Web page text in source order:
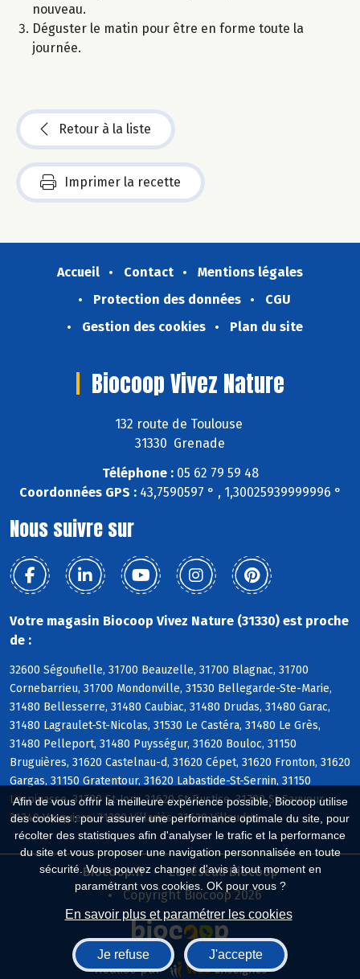
Afin de vous offrir la meilleure expérience possible, Biocoop utilise
des cookies : pour assurer une performance optimale du site, pour
récolter des statistiques afin d'analyser le trafic et la performance
du site et vous proposer une navigation personnalisée en toute
sécurité. Vous pouvez changer d'avis à tout moment en
paramétrant vos cookies. OK pour vous ?
En savoir plus et paramétrer les cookies
Je refuse J'accepte
nouveau.
Déguster le matin pour être en forme toute la
journée.
Retour à la liste
Imprimer la recette
Accueil Contact
Mentions légales
Protection des données
CGU
Gestion des cookies
Plan du site
Biocoop Vivez Nature
132 route de Toulouse
31330 Grenade
Téléphone :05 62 79 59 48
Coordonnées GPS :43,7590597 ° , 1,30025939999996 °
Nous suivre sur
Votre magasin Biocoop Vivez Nature (31330) est proche
de :
32600 Ségoufielle, 31700 Beauzelle, 31700 Blagnac, 31700
Cornebarrieu, 31700 Mondonville, 31530 Bellegarde-Ste-Marie,
31480 Bellesserre, 31480 Caubiac, 31480 Drudas, 31480 Garac,
31480 Lagraulet-St-Nicolas, 31530 Le Castéra, 31480 Le Grès,
31480 Pelleport, 31480 Puysségur, 31620 Bouloc, 31150
Bruguières, 31620 Castelnau-d, 31620 Cépet, 31620 Fronton, 31620
Gargas, 31150 Gratentour, 31620 Labastide-St-Sernin, 31150
Lespinasse, 31790 St-Jory, 31620 St-Rustice, 31790 St-Sauveur,
31340 Vacquiers, 31380 Villariès, 31620 Villaudric
Biocoop.fr
Le réseau Biocoop
Copyright Biocoop 2026
Réalisé par